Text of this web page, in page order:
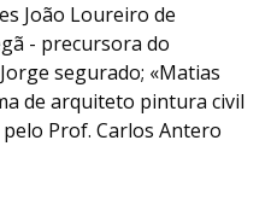
João Loureiro de
- precursora do
segurado; «Matias
de arquiteto pintura civil
Prof. Carlos Antero